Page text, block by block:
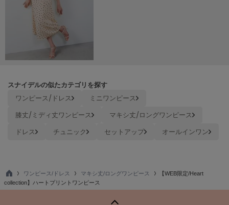
THE NORTH FACE
ザ・ノース・フェイス
TODAYFUL
トゥデイフル
TSURU by Mariko Oikawa
アグ
アンノイ
スナイデルの似たカテゴリを探す
ワンピース/ドレス
ミニワンピース
膝丈/ミディ丈ワンピース
マキシ丈/ロングワンピース
ドレス
チュニック セットアップ オールインワン
TO
P
ワンピース/ドレス マキシ丈/ロングワンピース
【WEB限定/Heart
collection】ハートプリントワンピース